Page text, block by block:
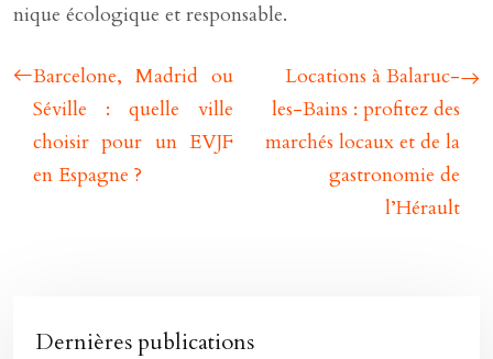
nique écologique et responsable.
Barcelone, Madrid ou
Séville : quelle ville
choisir pour un EVJF
en Espagne ?
Locations à Balaruc-
les-Bains : profitez des
marchés locaux et de la
gastronomie de
l’Hérault
Dernières publications